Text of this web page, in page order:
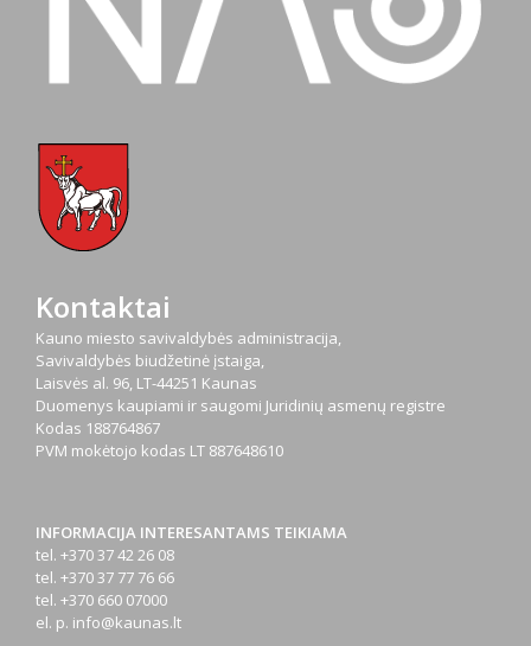
Kontaktai
Kauno miesto savivaldybės administracija,
Savivaldybės biudžetinė įstaiga,
Laisvės al. 96, LT-44251 Kaunas
Duomenys kaupiami ir saugomi Juridinių asmenų registre
Kodas 188764867
PVM mokėtojo kodas LT 887648610
INFORMACIJA INTERESANTAMS TEIKIAMA
tel. +370 37 42 26 08
tel. +370 37 77 76 66
tel. +370 660 07000
el. p. info@kaunas.lt